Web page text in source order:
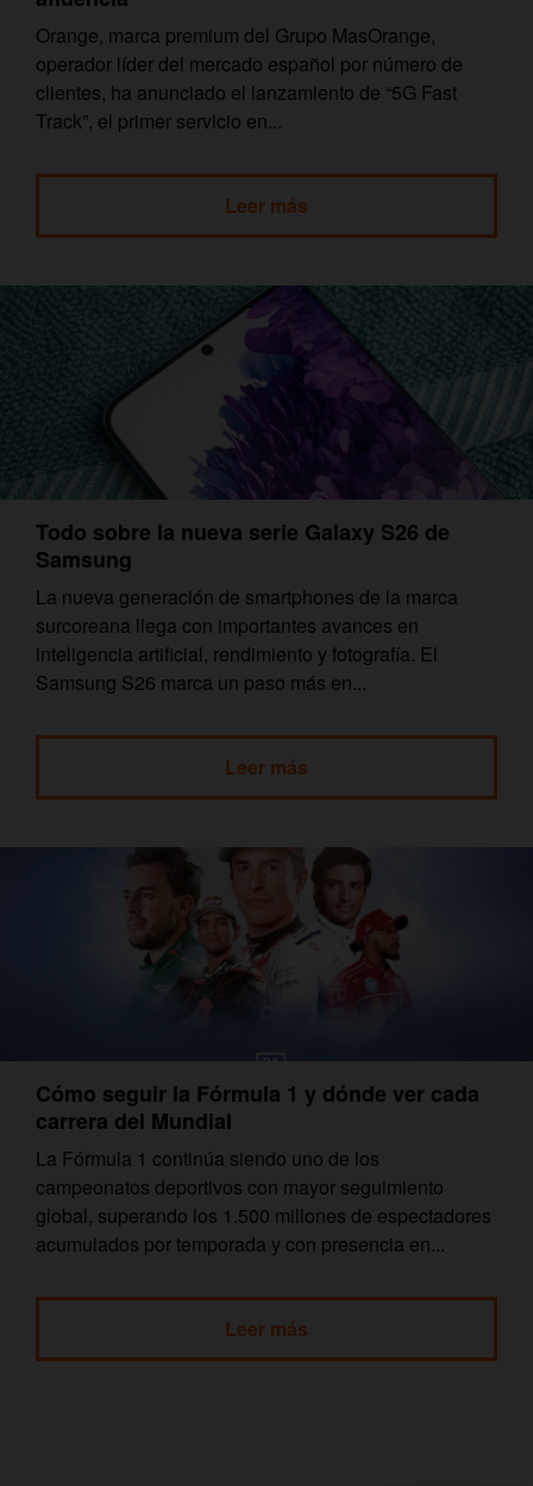
Orange, marca premium del Grupo MasOrange,
operador líder del mercado español por número de
clientes, ha anunciado el lanzamiento de “5G Fast
Track”, el primer servicio en...
Leer más
Todo sobre la nueva serie Galaxy S26 de
Samsung
La nueva generación de smartphones de la marca
surcoreana llega con importantes avances en
inteligencia artificial, rendimiento y fotografía. El
Samsung S26 marca un paso más en...
Leer más
Cómo seguir la Fórmula 1 y dónde ver cada
carrera del Mundial
La Fórmula 1 continúa siendo uno de los
campeonatos deportivos con mayor seguimiento
global, superando los 1.500 millones de espectadores
acumulados por temporada y con presencia en...
Leer más